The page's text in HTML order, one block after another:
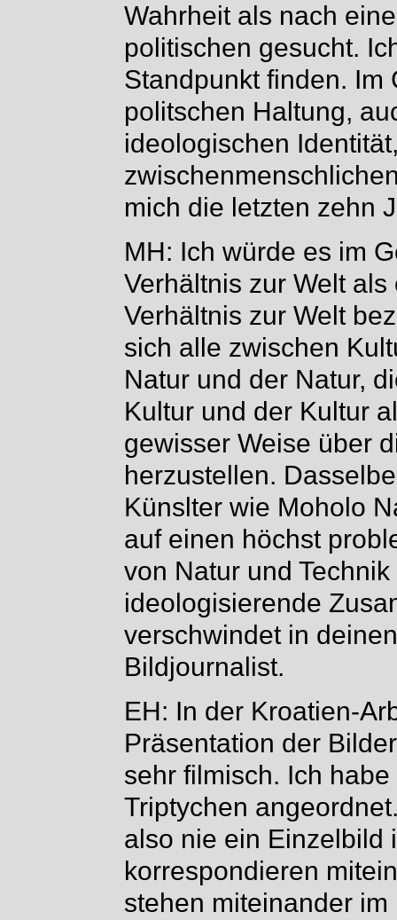
Wahrheit als nach
politischen gesucht.
Standpunkt finden. Im
politschen Haltung,
ideologischen
mich die letzten zehn
MH: Ich würde es im
Verhältnis zur Welt
Verhältnis zur Welt
sich alle zwischen
Natur und der Natur,
Kultur und der Kultur
gewisser Weise über
herzustellen.
Künslter wie Moholo
auf einen höchst
von Natur und
ideologisierende
verschwindet in
Bildjournalist.
EH: In der Kroatien-
Präsentation der
sehr filmisch. Ich
Triptychen
also nie ein Einzelbild
korrespondieren
stehen miteinander